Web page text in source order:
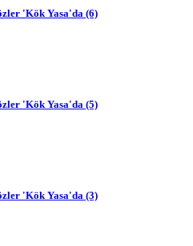
'Kök Yasa'da (6)
'Kök Yasa'da (5)
'Kök Yasa'da (3)